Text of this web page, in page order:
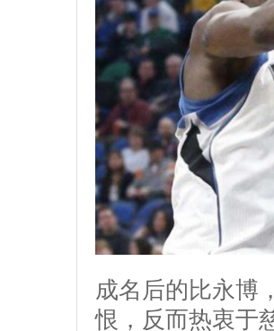
成名后的比永博
恨，反而热衷于